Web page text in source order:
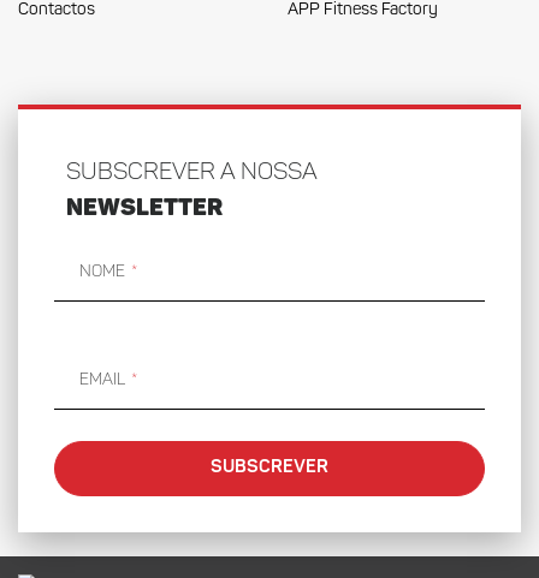
Contactos APP Fitness Factory
SUBSCREVER A NOSSA
NEWSLETTER
Nome
Email
SUBSCREVER